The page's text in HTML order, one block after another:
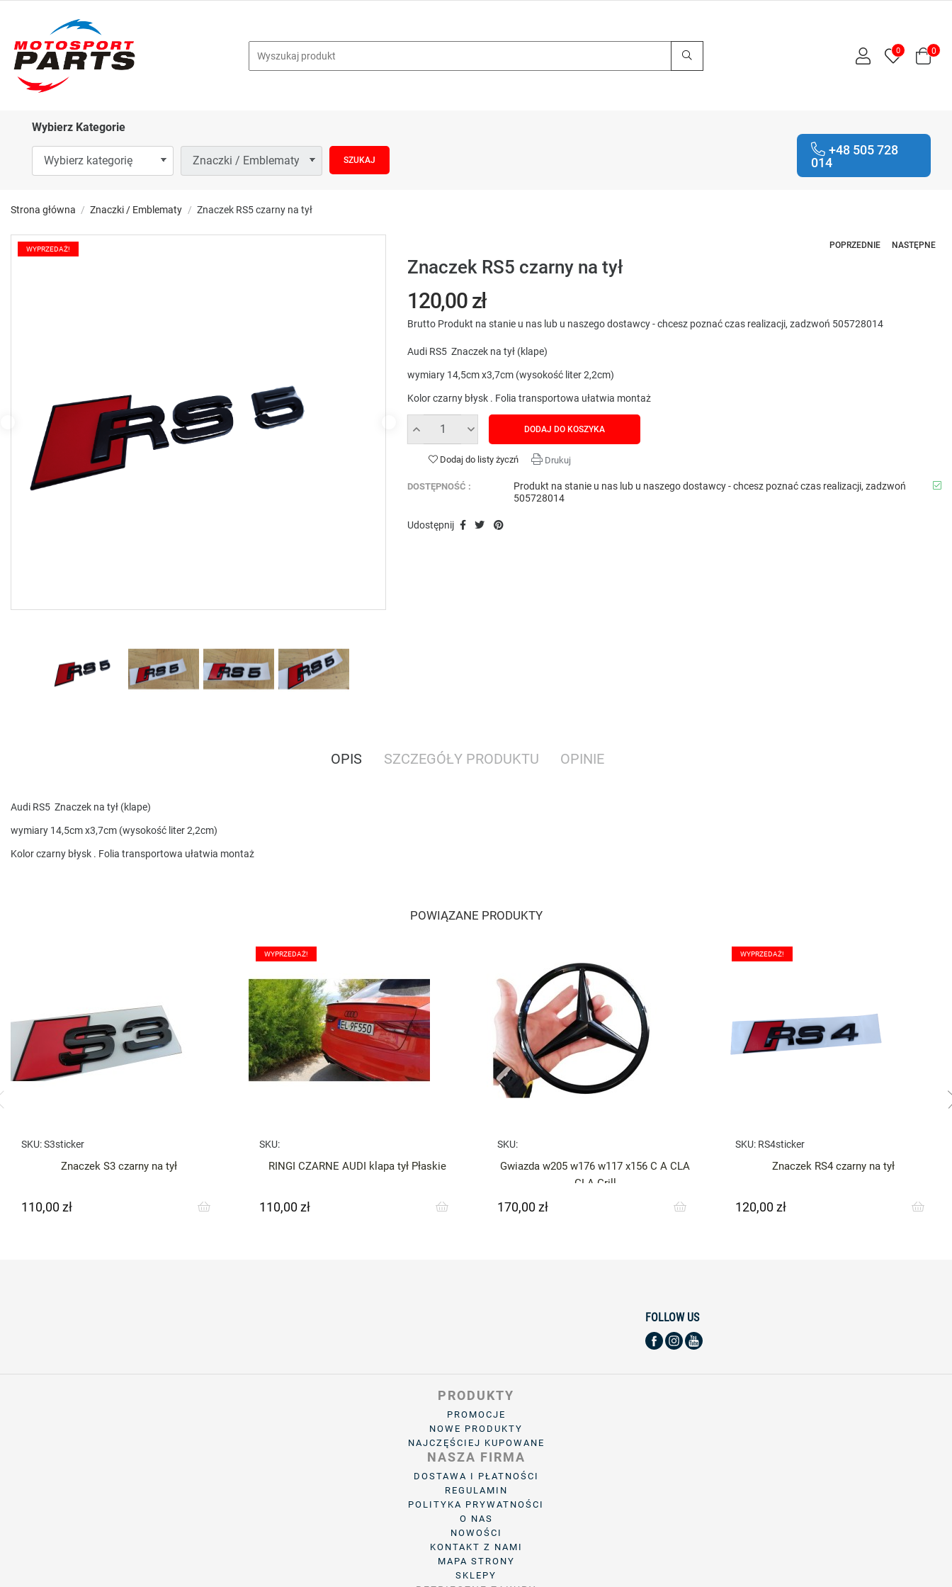
0 0
Wybierz Kategorie
+48 505 728
014
Strona główna Znaczki / Emblematy Znaczek RS5 czarny na tył
WYPRZEDAŻ! POPRZEDNIE NASTĘPNE
Znaczek RS5 czarny na tył
120,00 zł
Brutto Produkt na stanie u nas lub u naszego dostawcy - chcesz poznać czas realizacji, zadzwoń 505728014
Audi RS5 Znaczek na tył (klape)
wymiary 14,5cm x3,7cm (wysokość liter 2,2cm)
Kolor czarny błysk . Folia transportowa ułatwia montaż
DODAJ DO KOSZYKA
Dodaj do listy życzń Drukuj
DOSTĘPNOŚĆ :
Produkt na stanie u nas lub u naszego dostawcy - chcesz poznać czas realizacji, zadzwoń
505728014
Udostępnij
OPIS SZCZEGÓŁY PRODUKTU OPINIE
Audi RS5 Znaczek na tył (klape)
wymiary 14,5cm x3,7cm (wysokość liter 2,2cm)
Kolor czarny błysk . Folia transportowa ułatwia montaż
POWIĄZANE PRODUKTY
SKU:S3sticker
Znaczek S3 czarny na tył
Cena
110,00 zł
SKU:
RINGI CZARNE AUDI klapa tył Płaskie
Cena
110,00 zł
WYPRZEDAŻ!
SKU:
Gwiazda w205 w176 w117 x156 C A CLA
GLA Grill
Cena
170,00 zł
SKU: RS4sticker
Znaczek RS4 czarny na tył
Cena
120,00 zł
WYPRZEDAŻ!
FOLLOW US
PRODUKTY
PROMOCJE
NOWE PRODUKTY
NAJCZĘŚCIEJ KUPOWANE
NASZA FIRMA
DOSTAWA I PŁATNOŚCI
REGULAMIN
POLITYKA PRYWATNOŚCI
O NAS
NOWOŚCI
KONTAKT Z NAMI
MAPA STRONY
SKLEPY